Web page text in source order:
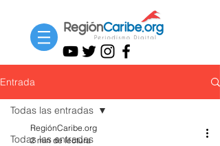
Entrada
Todas las entradas
Todas las entradas
RegiónCaribe.org
2 min de lectura